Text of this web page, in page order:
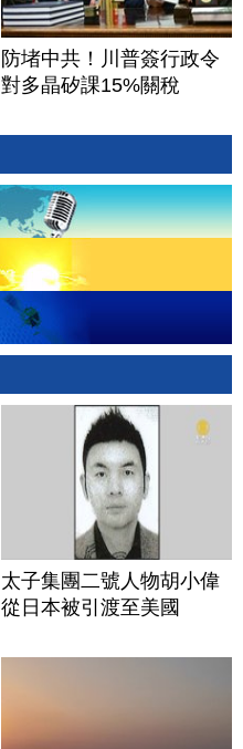
防堵中共！川普簽行政令
對多晶矽課15%關稅
太子集團二號人物胡小偉
從日本被引渡至美國